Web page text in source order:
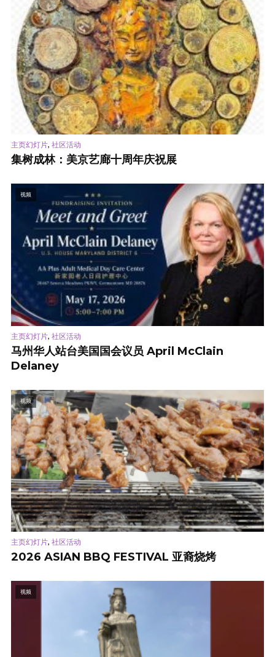
主页幻灯片, 社区活动
集树成林：美京艺廊十周年庆祝展
视频
主页幻灯片, 社区活动
马州华人站台美国国会议员 April McClain
Delaney
视频
主页幻灯片, 社区活动
2026 ASIAN BBQ FESTIVAL 亚裔烧烤
视频